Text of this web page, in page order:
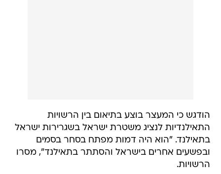
הודגש כי המעצר בוצע בתיאום בין הרשויות
התאילנדיות לנציג משטרת ישראל בשגרירות ישראל
בתאילנד. "הוא היה דמות מפתח בסחר בסמים
ובפשעים אחרים בישראל והסתתר בתאילנד", מסרו
הרשויות.